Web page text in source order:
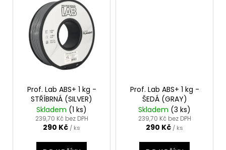
Prof. Lab ABS+ 1 kg -
STŘÍBRNÁ (SILVER)
Skladem (1 ks)
239,70 Kč bez DPH
290 Kč / ks
Prof. Lab ABS+ 1 kg -
ŠEDÁ (GRAY)
Skladem (3 ks)
239,70 Kč bez DPH
290 Kč / ks